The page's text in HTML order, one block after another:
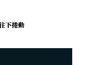
下捲動